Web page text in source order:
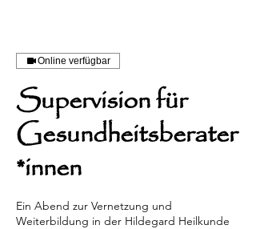
Online verfügbar
Supervision für
Gesundheitsberater
*innen
Ein Abend zur Vernetzung und
Weiterbildung in der Hildegard Heilkunde